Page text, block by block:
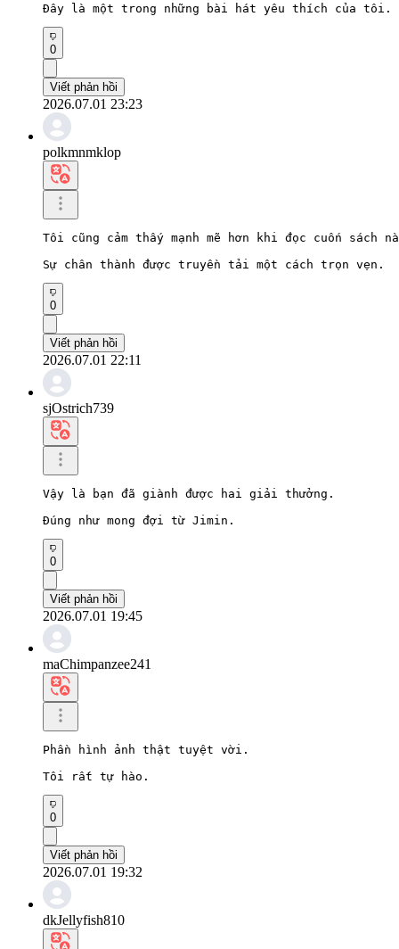
Đây là một trong những bài hát yêu thích của tôi.
0
Viết phản hồi
2026.07.01 23:23
polkmnmklop
Tôi cũng cảm thấy mạnh mẽ hơn khi đọc cuốn sách
Sự chân thành được truyền tải một cách trọn vẹn.
0
Viết phản hồi
2026.07.01 22:11
sjOstrich739
Vậy là bạn đã giành được hai giải thưởng.
Đúng như mong đợi từ Jimin.
0
Viết phản hồi
2026.07.01 19:45
maChimpanzee241
Phần hình ảnh thật tuyệt vời.
Tôi rất tự hào.
0
Viết phản hồi
2026.07.01 19:32
dkJellyfish810